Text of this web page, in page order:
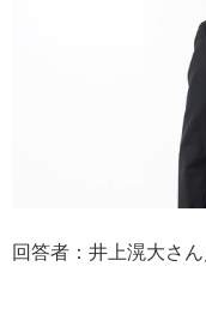
回答者：井上滉大さ